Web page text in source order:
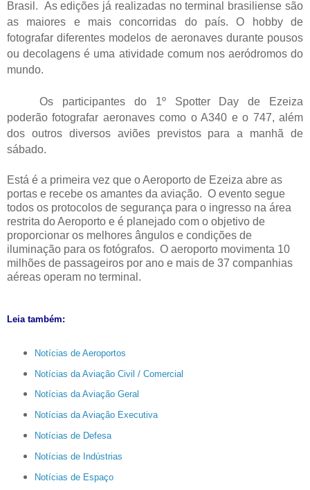
Brasil. As edições já realizadas no terminal brasiliense são
as maiores e mais concorridas do país. O hobby de
fotografar diferentes modelos de aeronaves durante pousos
ou decolagens é uma atividade comum nos aeródromos do
mundo.
Os participantes do 1º Spotter Day de Ezeiza
poderão fotografar aeronaves como o A340 e o 747, além
dos outros diversos aviões previstos para a manhã de
sábado.
Está é a primeira vez que o Aeroporto de Ezeiza abre as
portas e recebe os amantes da aviação. O evento segue
todos os protocolos de segurança para o ingresso na área
restrita do Aeroporto e é planejado com o objetivo de
proporcionar os melhores ângulos e condições de
iluminação para os fotógrafos. O aeroporto movimenta 10
milhões de passageiros por ano e mais de 37 companhias
aéreas operam no terminal.
Leia também:
Notícias de Aeroportos
Notícias da Aviação Civil / Comercial
Notícias da Aviação Geral
Notícias da Aviação Executiva
Notícias de Defesa
Notícias de Indústrias
Notícias de Espaço